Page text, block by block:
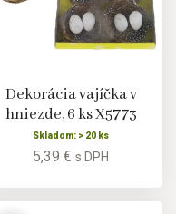
Dekorácia vajíčka v
hniezde, 6 ks X5773
Skladom: > 20 ks
5,39 €s DPH